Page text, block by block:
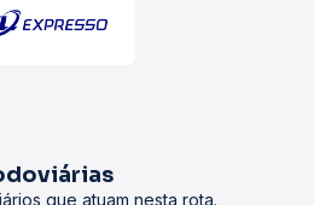
que atuam nesta rota.